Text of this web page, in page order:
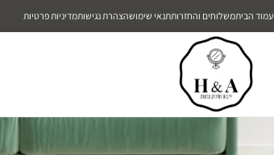
עמוד הביתמשלוחים והחזרותתנאי שימושהצהרת נגישותמדיניות פרטיות